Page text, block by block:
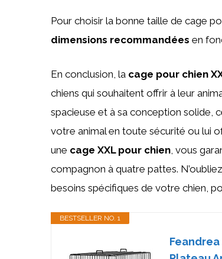
Pour choisir la bonne taille de cage
dimensions recommandées en
En conclusion, la cage pour chien
chiens qui souhaitent offrir à leur
spacieuse et à sa conception solide,
votre animal en toute sécurité ou lui
une cage XXL pour chien , vous
compagnon à quatre pattes.
besoins spécifiques de votre chien,
BESTSELLER NO. 1